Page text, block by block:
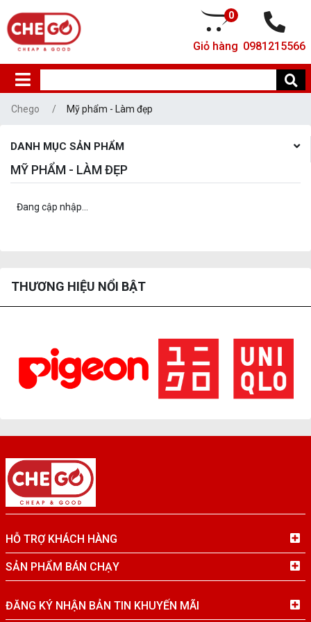
Giỏ hàng
0
0981215566
Chego Mỹ phẩm - Làm đẹp
DANH MỤC SẢN PHẨM
MỸ PHẨM - LÀM ĐẸP
Đang cập nhập...
THƯƠNG HIỆU NỔI BẬT
HỖ TRỢ KHÁCH HÀNG
SẢN PHẨM BÁN CHẠY
ĐĂNG KÝ NHẬN BẢN TIN KHUYẾN MÃI